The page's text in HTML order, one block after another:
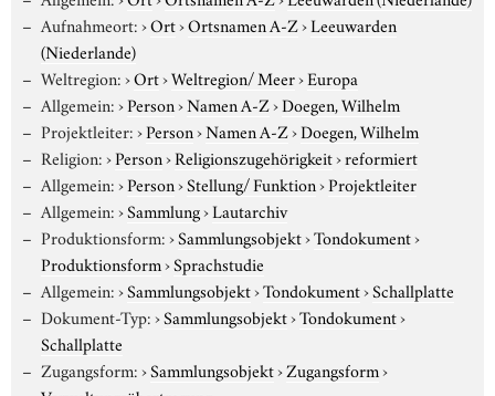
Aufnahmeort:›Ort›Ortsnamen A-Z›Leeuwarden
(Niederlande)
Weltregion:›Ort›Weltregion/ Meer›Europa
Allgemein:›Person›Namen A-Z›Doegen, Wilhelm
Projektleiter:›Person›Namen A-Z›Doegen, Wilhelm
Religion:›Person›Religionszugehörigkeit›reformiert
Allgemein:›Person›Stellung/ Funktion›Projektleiter
Allgemein:›Sammlung›Lautarchiv
Produktionsform:›Sammlungsobjekt›Tondokument›
Produktionsform›Sprachstudie
Allgemein:›Sammlungsobjekt›Tondokument›Schallplatte
Dokument-Typ:›Sammlungsobjekt›Tondokument›
Schallplatte
Zugangsform:›Sammlungsobjekt›Zugangsform›